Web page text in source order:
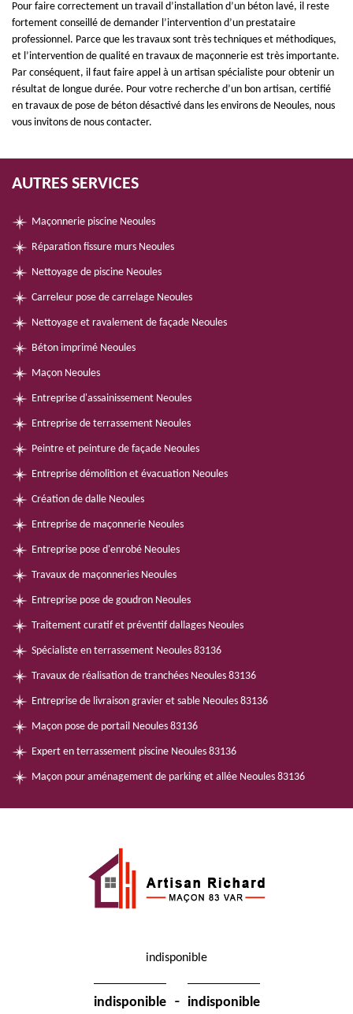
Pour faire correctement un travail d’installation d’un béton lavé, il reste
fortement conseillé de demander l’intervention d’un prestataire
professionnel. Parce que les travaux sont très techniques et méthodiques,
et l’intervention de qualité en travaux de maçonnerie est très importante.
Par conséquent, il faut faire appel à un artisan spécialiste pour obtenir un
résultat de longue durée. Pour votre recherche d’un bon artisan, certifié
en travaux de pose de béton désactivé dans les environs de Neoules, nous
vous invitons de nous contacter.
AUTRES SERVICES
Maçonnerie piscine Neoules
Réparation fissure murs Neoules
Nettoyage de piscine Neoules
Carreleur pose de carrelage Neoules
Nettoyage et ravalement de façade Neoules
Béton imprimé Neoules
Maçon Neoules
Entreprise d'assainissement Neoules
Entreprise de terrassement Neoules
Peintre et peinture de façade Neoules
Entreprise démolition et évacuation Neoules
Création de dalle Neoules
Entreprise de maçonnerie Neoules
Entreprise pose d'enrobé Neoules
Travaux de maçonneries Neoules
Entreprise pose de goudron Neoules
Traitement curatif et préventif dallages Neoules
Spécialiste en terrassement Neoules 83136
Travaux de réalisation de tranchées Neoules 83136
Entreprise de livraison gravier et sable Neoules 83136
Maçon pose de portail Neoules 83136
Expert en terrassement piscine Neoules 83136
Maçon pour aménagement de parking et allée Neoules 83136
indisponible
indisponible - indisponible